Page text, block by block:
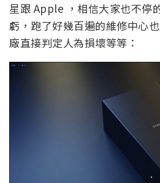
星跟 Apple ，相信大家也不停
虧，跑了好幾百遍的維修中心
廠直接判定人為損壞等等：